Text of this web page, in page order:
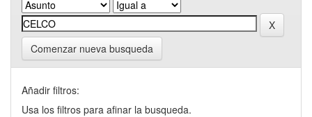
Comenzar nueva busqueda
Añadir filtros:
Usa los filtros para afinar la busqueda.